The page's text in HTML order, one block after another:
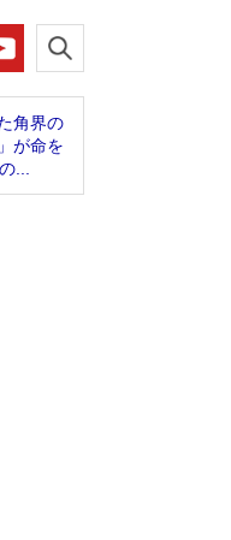
角界の
が命を
...